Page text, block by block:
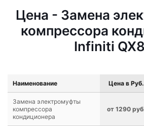
Цена - Замена
компрессора
Infiniti
Наименование Цена в Руб.
Замена электромуфты
компрессора
кондиционера
от 1290